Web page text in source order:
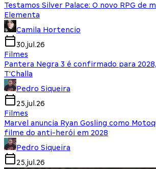
Testamos Silver Palace: O novo RPG de
Elementa
Camila Hortencio
30.jul.26
Filmes
Pantera Negra 3 é confirmado para
T'Challa
Pedro Siqueira
25.jul.26
Filmes
Marvel anuncia Ryan Gosling como
filme do anti-herói em 2028
Pedro Siqueira
25.jul.26